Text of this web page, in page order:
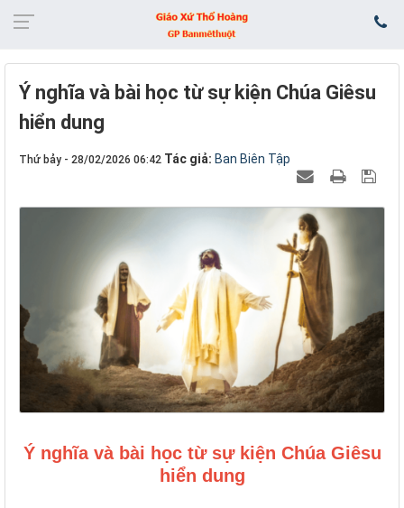
Ý nghĩa và bài học từ sự kiện Chúa Giêsu
hiển dung
Thứ bảy - 28/02/2026 06:42 Tác giả: Ban Biên Tập
Ý nghĩa và bài học từ sự kiện Chúa Giêsu
hiển dung